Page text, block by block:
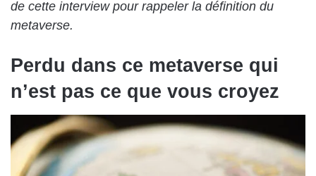
de cette interview pour rappeler la définition du
metaverse.
Perdu dans ce metaverse qui
n’est pas ce que vous croyez